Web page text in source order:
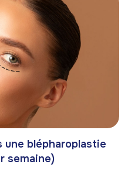
une blépharoplastie
semaine)